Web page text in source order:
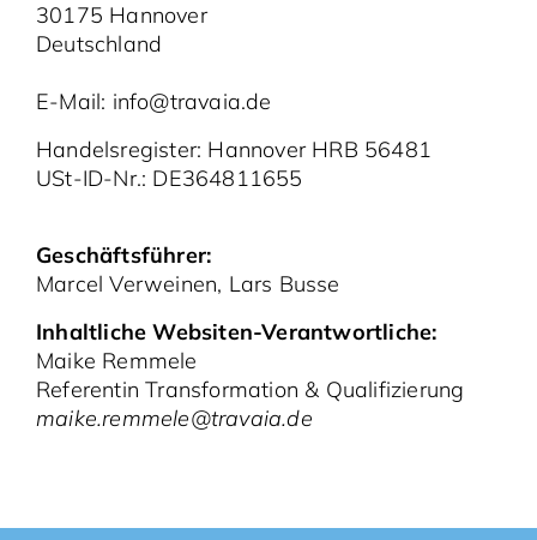
30175 Hannover
Deutschland
E-Mail: info@travaia.de
Handelsregister: Hannover HRB 56481
USt-ID-Nr.: DE364811655
Geschäftsführer:
Marcel Verweinen, Lars Busse
Inhaltliche Websiten-Verantwortliche:
Maike Remmele
Referentin Transformation & Qualifizierung
maike.remmele@travaia.de